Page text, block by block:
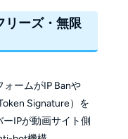
ーズ・無限
ームがIP Banや
Signature）を
IPが動画サイト側